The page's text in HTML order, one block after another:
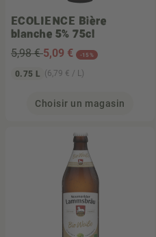
ECOLIENCE Bière
blanche 5% 75cl
5,98 €5,09 € -15%
0.75 L (6,79 € / L)
Choisir un magasin